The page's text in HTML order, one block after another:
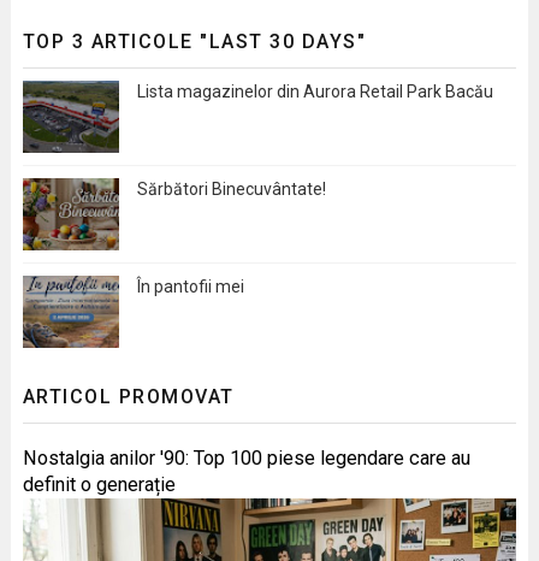
TOP 3 ARTICOLE "LAST 30 DAYS"
Lista magazinelor din Aurora Retail Park Bacău
Sărbători Binecuvântate!
În pantofii mei
ARTICOL PROMOVAT
Nostalgia anilor '90: Top 100 piese legendare care au
definit o generație